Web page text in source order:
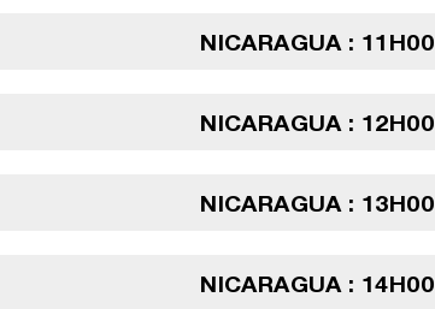
NICARAGUA : 11H00
NICARAGUA : 12H00
NICARAGUA : 13H00
NICARAGUA : 14H00